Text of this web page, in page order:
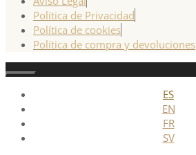
Política de Privacidad
Política de cookies
Política de compra y devoluciones
Cerrar
ES
EN
FR
SV